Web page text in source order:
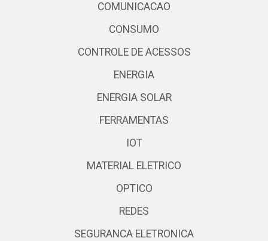
COMUNICACAO
CONSUMO
CONTROLE DE ACESSOS
ENERGIA
ENERGIA SOLAR
FERRAMENTAS
IOT
MATERIAL ELETRICO
OPTICO
REDES
SEGURANCA ELETRONICA